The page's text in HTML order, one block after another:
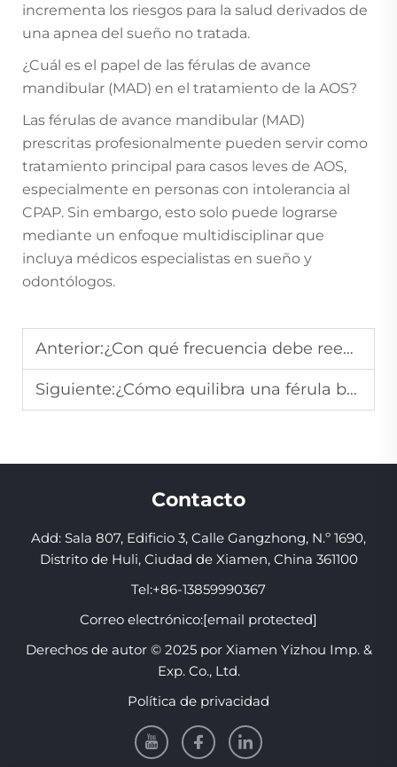
incrementa los riesgos para la salud derivados de
una apnea del sueño no tratada.
¿Cuál es el papel de las férulas de avance
mandibular (MAD) en el tratamiento de la AOS?
Las férulas de avance mandibular (MAD)
prescritas profesionalmente pueden servir como
tratamiento principal para casos leves de AOS,
especialmente en personas con intolerancia al
CPAP. Sin embargo, esto solo puede lograrse
mediante un enfoque multidisciplinar que
incluya médicos especialistas en sueño y
odontólogos.
Anterior:¿Con qué frecuencia debe reemplazar una férula antirronquidos para mantener su eficacia?
Siguiente:¿Cómo equilibra una férula bucal la protección y la comodidad al usarla?
Contacto
Add: Sala 807, Edificio 3, Calle Gangzhong, N.º 1690,
Distrito de Huli, Ciudad de Xiamen, China 361100
Tel:+86-13859990367
Correo electrónico:[email protected]
Derechos de autor © 2025 por Xiamen Yizhou Imp. &
Exp. Co., Ltd.
Política de privacidad